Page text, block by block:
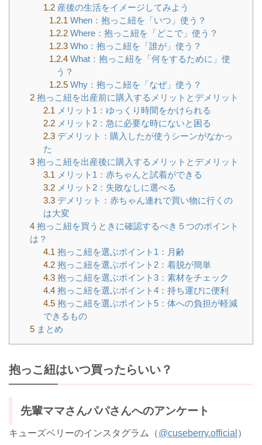
1.2産後の生活をイメージしてみよう
1.2.1 When：抱っこ紐を「いつ」使う？
1.2.2 Where：抱っこ紐を「どこで」使う？
1.2.3 Who：抱っこ紐を「誰が」使う？
1.2.4 What：抱っこ紐を「何をするために」使
う？
1.2.5 Why：抱っこ紐を「なぜ」使う？
2 抱っこ紐を出産前に購入するメリットとデメリット
2.1 メリット1：ゆっくり時間をかけられる
2.2メリット2：急に必要な時にないと困る
2.3デメリット：購入したが使うシーンがなかっ
た
3 抱っこ紐を出産後に購入するメリットとデメリット
3.1 メリット1：赤ちゃんと試着ができる
3.2メリット2：失敗なしに選べる
3.3デメリット：赤ちゃん連れで買い物に行くの
は大変
4 抱っこ紐を買うときに確認するべき５つのポイント
は？
4.1 抱っこ紐を選ぶポイント1：月齢
4.2抱っこ紐を選ぶポイント2：着脱が簡単
4.3抱っこ紐を選ぶポイント3：素材をチェック
4.4抱っこ紐を選ぶポイント4：持ち運びに便利
4.5抱っこ紐を選ぶポイント5：体への負担が軽減
できるもの
5 まとめ
抱っこ紐はいつ買ったらいい？
先輩ママさんパパさんへのアンケート
キューズベリーのインスタグラム（@cuseberry.official ）